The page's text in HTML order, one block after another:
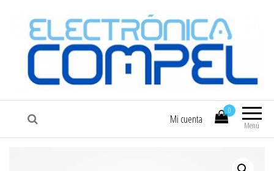
COMPEL Electrónica COMPEL
Menú
0
Mi cuenta